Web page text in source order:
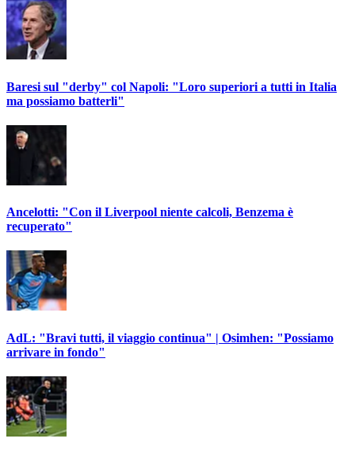
Baresi sul "derby" col Napoli: "Loro superiori a tutti in Italia
ma possiamo batterli"
Ancelotti: "Con il Liverpool niente calcoli, Benzema è
recuperato"
AdL: "Bravi tutti, il viaggio continua" | Osimhen: "Possiamo
arrivare in fondo"